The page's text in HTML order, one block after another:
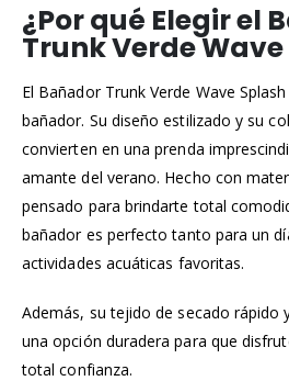
¿Por qué Elegir el
Trunk Verde
El Bañador Trunk Verde Wave
bañador. Su diseño estilizado y su
convierten en una prenda
amante del verano. Hecho con
pensado para brindarte total
bañador es perfecto tanto para un
actividades acuáticas favoritas.
Además, su tejido de secado rápido
una opción duradera para que
total confianza.